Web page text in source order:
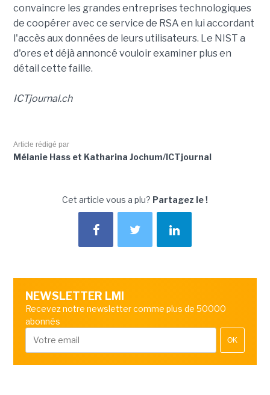
convaincre les grandes entreprises technologiques
de coopérer avec ce service de RSA en lui accordant
l'accès aux données de leurs utilisateurs. Le NIST a
d'ores et déjà annoncé vouloir examiner plus en
détail cette faille.
ICTjournal.ch
Article rédigé par
Mélanie Hass et Katharina Jochum/ICTjournal
Cet article vous a plu? Partagez le !
NEWSLETTER LMI
Recevez notre newsletter comme plus de 50000
abonnés
OK